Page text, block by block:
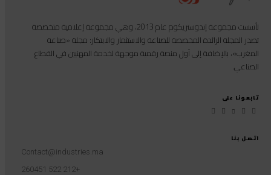
اتصل بنا
Contact@industries.ma
+212 522 260451
تأسست مجموعة إندوستريكوم عام 2013، وهي مجموعة إعلامية متخصصة
تصدر المجلة الرائدة المخصصة للصناعة والاستثمار والابتكار: مجلة «صناعة
المغرب»، بالإضافة إلى أول منصة رقمية موجهة لخدمة المهنيين في القطاع
الصناعي.
تابعونا على